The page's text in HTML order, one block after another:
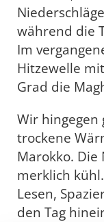
während die
Im
Hitzewelle
Grad die
Wir hingegen
trockene
Marokko.
merklich
Lesen,
den Tag